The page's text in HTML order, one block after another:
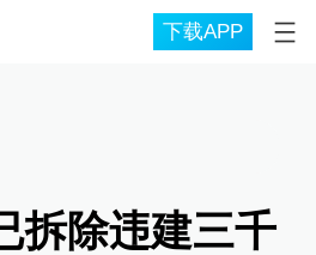
下载APP
拆除违建三千